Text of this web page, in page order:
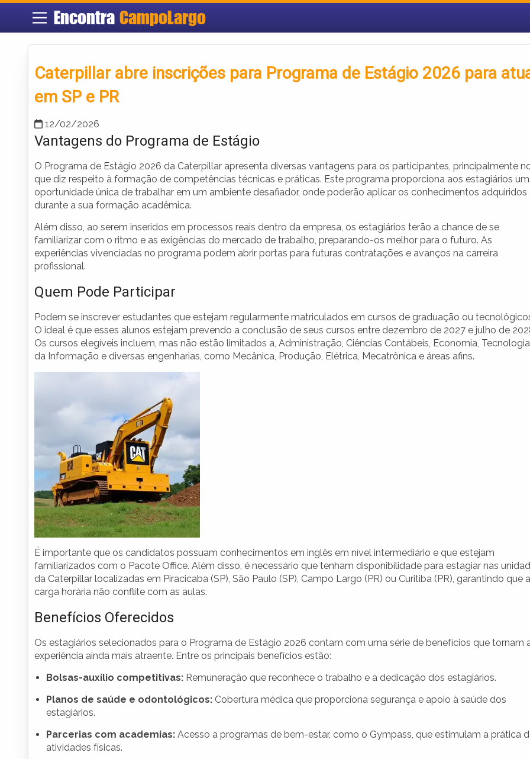
Encontra CampoLargo
Caterpillar abre inscrições para Programa de Estágio 2026 para
em SP e PR
12/02/2026
Vantagens do Programa de Estágio
O Programa de Estágio 2026 da Caterpillar apresenta diversas vantagens para os participantes, principalmente
que diz respeito à formação de competências técnicas e práticas. Este programa proporciona aos estagiários
oportunidade única de trabalhar em um ambiente desafiador, onde poderão aplicar os conhecimentos adquiridos
durante a sua formação acadêmica.
Além disso, ao serem inseridos em processos reais dentro da empresa, os estagiários terão a chance de se
familiarizar com o ritmo e as exigências do mercado de trabalho, preparando-os melhor para o futuro. As
experiências vivenciadas no programa podem abrir portas para futuras contratações e avanços na carreira
profissional.
Quem Pode Participar
Podem se inscrever estudantes que estejam regularmente matriculados em cursos de graduação ou
O ideal é que esses alunos estejam prevendo a conclusão de seus cursos entre dezembro de 2027 e julho de
Os cursos elegíveis incluem, mas não estão limitados a, Administração, Ciências Contábeis, Economia,
da Informação e diversas engenharias, como Mecânica, Produção, Elétrica, Mecatrônica e áreas afins.
É importante que os candidatos possuam conhecimentos em inglês em nível intermediário e que estejam
familiarizados com o Pacote Office. Além disso, é necessário que tenham disponibilidade para estagiar nas
da Caterpillar localizadas em Piracicaba (SP), São Paulo (SP), Campo Largo (PR) ou Curitiba (PR), garantindo que a
carga horária não conflite com as aulas.
Benefícios Oferecidos
Os estagiários selecionados para o Programa de Estágio 2026 contam com uma série de benefícios que tornam
experiência ainda mais atraente. Entre os principais benefícios estão:
Bolsas-auxílio competitivas: Remuneração que reconhece o trabalho e a dedicação dos estagiários.
Planos de saúde e odontológicos: Cobertura médica que proporciona segurança e apoio à saúde dos
estagiários.
Parcerias com academias: Acesso a programas de bem-estar, como o Gympass, que estimulam a prática
atividades físicas.